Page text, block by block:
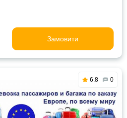
Замовити
6.8 0